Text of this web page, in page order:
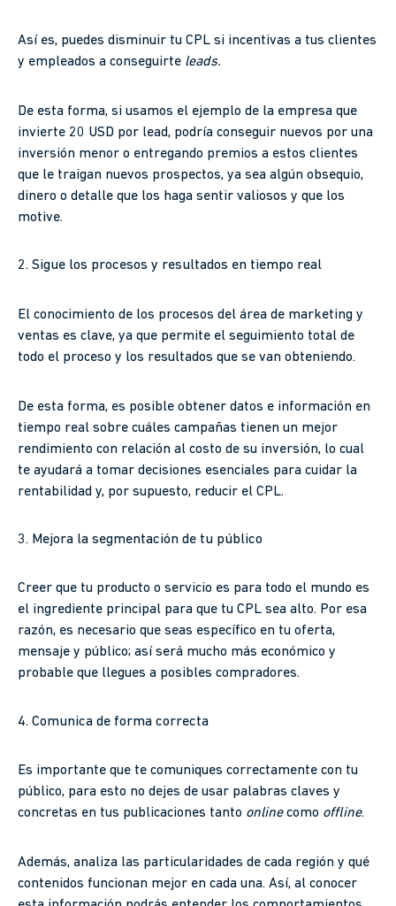
Así es, puedes disminuir tu CPL si incentivas a tus clientes
y empleados a conseguirte leads.
De esta forma, si usamos el ejemplo de la empresa que
invierte 20 USD por lead, podría conseguir nuevos por una
inversión menor o entregando premios a estos clientes
que le traigan nuevos prospectos, ya sea algún obsequio,
dinero o detalle que los haga sentir valiosos y que los
motive.
2. Sigue los procesos y resultados en tiempo real
El conocimiento de los procesos del área de marketing y
ventas es clave, ya que permite el seguimiento total de
todo el proceso y los resultados que se van obteniendo.
De esta forma, es posible obtener datos e información en
tiempo real sobre cuáles campañas tienen un mejor
rendimiento con relación al costo de su inversión, lo cual
te ayudará a tomar decisiones esenciales para cuidar la
rentabilidad y, por supuesto, reducir el CPL.
3. Mejora la segmentación de tu público
Creer que tu producto o servicio es para todo el mundo es
el ingrediente principal para que tu CPL sea alto. Por esa
razón, es necesario que seas específico en tu oferta,
mensaje y público; así será mucho más económico y
probable que llegues a posibles compradores.
4. Comunica de forma correcta
Es importante que te comuniques correctamente con tu
público, para esto no dejes de usar palabras claves y
concretas en tus publicaciones tanto onlinecomo offline.
Además, analiza las particularidades de cada región y qué
contenidos funcionan mejor en cada una. Así, al conocer